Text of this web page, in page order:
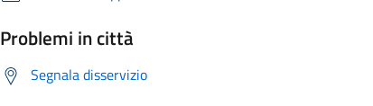
Problemi in città
Segnala disservizio